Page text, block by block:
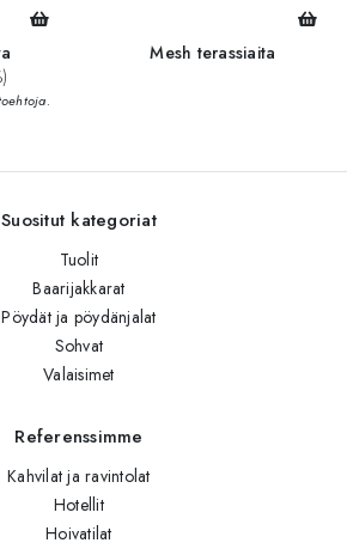
Mesh terassiaita
Suositut kategoriat
Tuolit
Baarijakkarat
Pöydät ja pöydänjalat
Sohvat
Valaisimet
Referenssimme
Kahvilat ja ravintolat
Hotellit
Hoivatilat